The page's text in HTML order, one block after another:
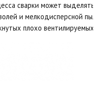
сварки может
и мелкодисперсной
плохо вентилируемых